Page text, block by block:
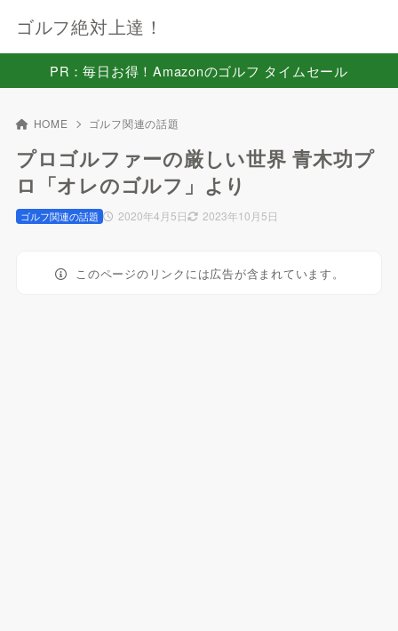
ゴルフ絶対上達！
PR：毎日お得！Amazonのゴルフ タイムセール
HOME ゴルフ関連の話題
プロゴルファーの厳しい世界 青木功プ
ロ「オレのゴルフ」より
2020年4月5日 2023年10月5日
ゴルフ関連の話題
このページのリンクには広告が含まれています。